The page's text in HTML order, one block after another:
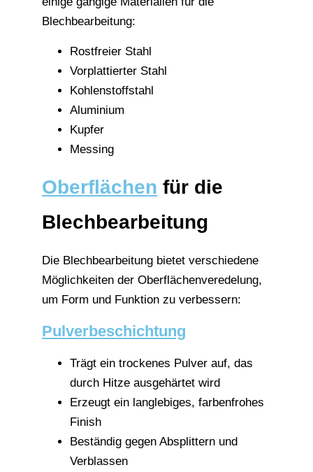
Blechbearbeitung:
Rostfreier Stahl
Vorplattierter Stahl
Kohlenstoffstahl
Aluminium
Kupfer
Messing
Oberflächen für die
Blechbearbeitung
Die Blechbearbeitung bietet verschiedene
Möglichkeiten der Oberflächenveredelung,
um Form und Funktion zu verbessern:
Pulverbeschichtung
Trägt ein trockenes Pulver auf, das
durch Hitze ausgehärtet wird
Erzeugt ein langlebiges, farbenfrohes
Finish
Beständig gegen Absplittern und
Verblassen